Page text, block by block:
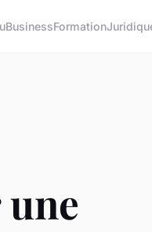
BusinessFormation